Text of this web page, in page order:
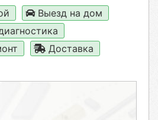
Выезд на дом
Доставка